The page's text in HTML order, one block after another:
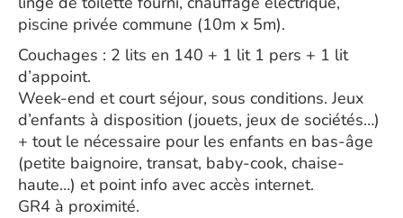
piscine privée commune (10m x 5m).
Couchages : 2 lits en 140 + 1 lit 1 pers + 1 lit
d’appoint.
Week-end et court séjour, sous conditions. Jeux
d’enfants à disposition (jouets, jeux de sociétés…)
+ tout le nécessaire pour les enfants en bas-âge
(petite baignoire, transat, baby-cook, chaise-
haute…) et point info avec accès internet.
GR4 à proximité.